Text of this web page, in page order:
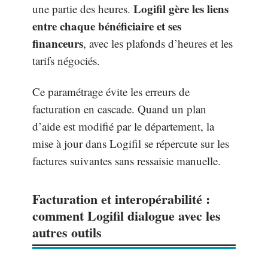
une partie des heures. Logifil gère les liens
entre chaque bénéficiaire et ses
financeurs, avec les plafonds d’heures et les
tarifs négociés.
Ce paramétrage évite les erreurs de
facturation en cascade. Quand un plan
d’aide est modifié par le département, la
mise à jour dans Logifil se répercute sur les
factures suivantes sans ressaisie manuelle.
Facturation et interopérabilité :
comment Logifil dialogue avec les
autres outils